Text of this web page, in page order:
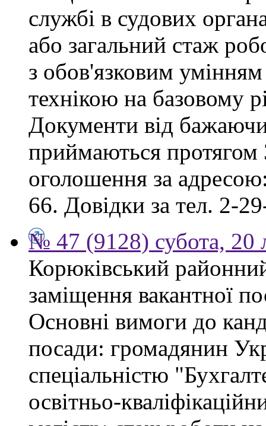
службі в судових
або загальний стаж
з обов'язковим
технікою на базовому
Документи від
приймаються протягом
оголошення за
66. Довідки за тел. 2-
№ 47 (9128) субота, 20
Корюківський
заміщення вакантної
Основні вимоги до
посади: громадянин
спеціальністю
освітньо-